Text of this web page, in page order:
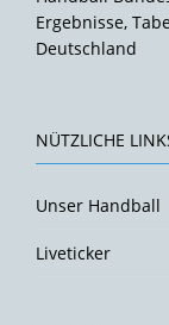
Ergebnisse,
Deutschland
NÜTZLICHE
Unser Handball
Liveticker